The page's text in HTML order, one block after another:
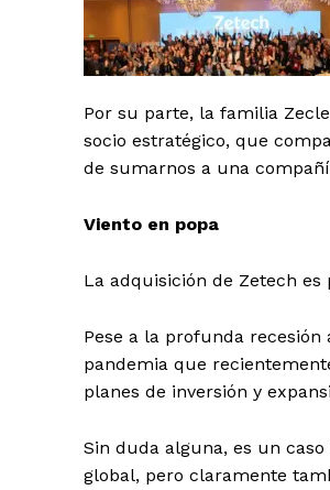
Por su parte, la familia
socio estratégico, que
de sumarnos a una
Viento en popa
La adquisición de Zetech
Pese a la profunda
pandemia que
planes de inversión y
Sin duda alguna, es un
global, pero claramente